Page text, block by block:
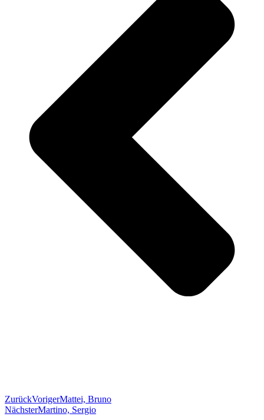
ZurückVorigerMattei, Bruno
NächsterMartino, Sergio